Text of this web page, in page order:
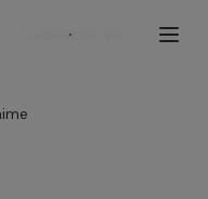
Cadastre-se